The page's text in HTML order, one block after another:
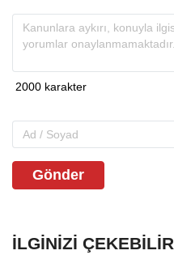
Gönder
İLGINIZI ÇEKEBILIR